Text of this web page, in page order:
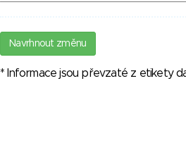
Navrhnout změnu
* Informace jsou převzaté z etikety